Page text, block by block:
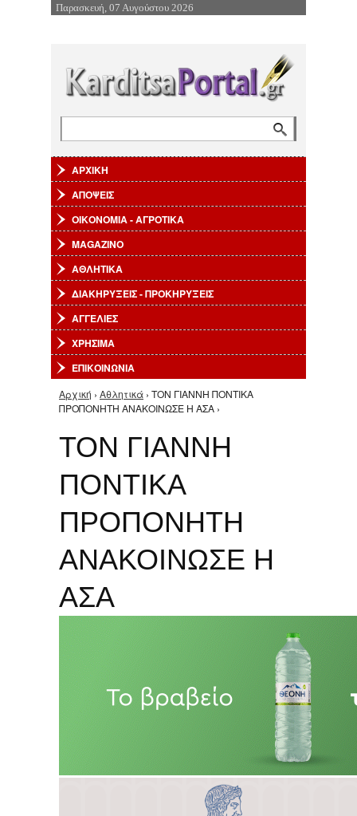
Επιστροφή στην Πλοήγηση
Παρασκευή, 07 Αυγούστου 2026
ΑΡΧΙΚΗ
ΑΠΟΨΕΙΣ
ΟΙΚΟΝΟΜΙΑ - ΑΓΡΟΤΙΚΑ
MAGAZINO
ΑΘΛΗΤΙΚΑ
ΔΙΑΚΗΡΥΞΕΙΣ - ΠΡΟΚΗΡΥΞΕΙΣ
ΑΓΓΕΛΙΕΣ
ΧΡΗΣΙΜΑ
ΕΠΙΚΟΙΝΩΝΙΑ
Είστε εδώ
Αρχική › Αθλητικά › ΤΟΝ ΓΙΑΝΝΗ ΠΟΝΤΙΚΑ
ΠΡΟΠΟΝΗΤΗ ΑΝΑΚΟΙΝΩΣΕ Η ΑΣΑ ›
ΤΟΝ ΓΙΑΝΝΗ
ΠΟΝΤΙΚΑ
ΠΡΟΠΟΝΗΤΗ
ΑΝΑΚΟΙΝΩΣΕ Η
ΑΣΑ